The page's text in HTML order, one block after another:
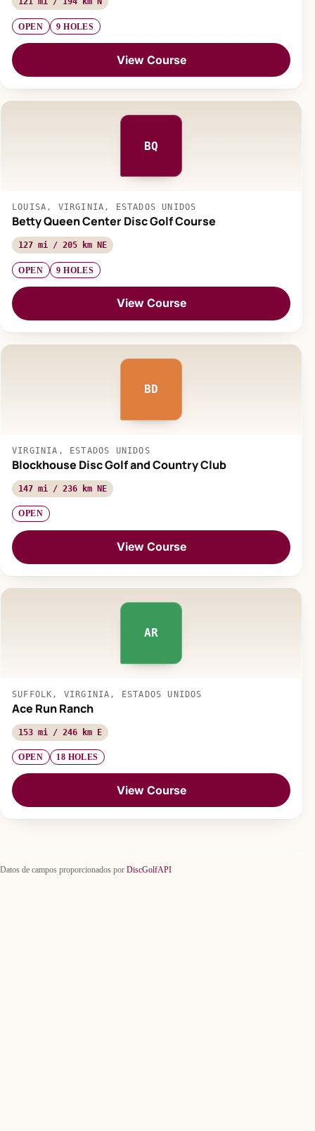
OPEN 9 HOLES
View Course
BQ
LOUISA, VIRGINIA, ESTADOS UNIDOS
Betty Queen Center Disc Golf Course
127 mi / 205 km NE
OPEN 9 HOLES
View Course
BD
VIRGINIA, ESTADOS UNIDOS
Blockhouse Disc Golf and Country Club
147 mi / 236 km NE
OPEN
View Course
AR
SUFFOLK, VIRGINIA, ESTADOS UNIDOS
Ace Run Ranch
153 mi / 246 km E
OPEN 18 HOLES
View Course
Datos de campos proporcionados por DiscGolfAPI